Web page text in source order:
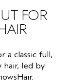
FOR
a classic full,
led by